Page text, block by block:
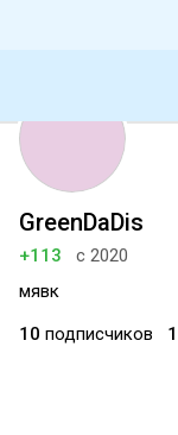
GreenDaDis
+113
с 2020
мявк
10 подписчиков